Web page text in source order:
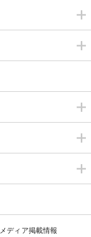
メディア掲載情報